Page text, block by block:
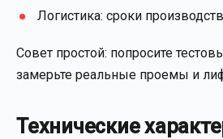
Логистика: сроки
Совет простой: попросите
замерьте реальные проемы и
Технические